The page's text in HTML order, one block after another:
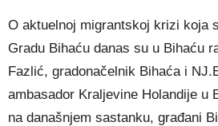
O aktuelnoj migrantskoj krizi koja
Gradu Bihaću danas su u Bihaću
Fazlić, gradonačelnik Bihaća i
ambasador Kraljevine Holandije u
na današnjem sastanku, građani